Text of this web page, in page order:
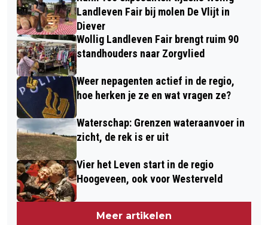
MET HARDLOPEN
UIT DRENTHE VOOR DE ASN GOUDEN
EEKHOORN AWARDS
Landleven Fair bij molen De Vlijt in
Diever
Wollig Landleven Fair brengt ruim 90
standhouders naar Zorgvlied
Weer nepagenten actief in de regio,
hoe herken je ze en wat vragen ze?
Waterschap: Grenzen wateraanvoer in
zicht, de rek is er uit
Vier het Leven start in de regio
Hoogeveen, ook voor Westerveld
Meer artikelen